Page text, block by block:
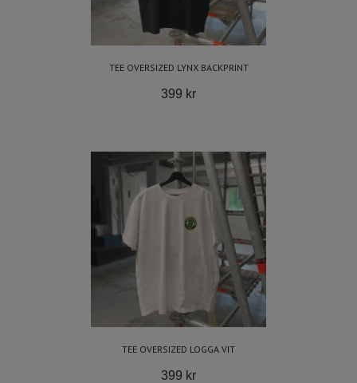
TEE OVERSIZED LYNX BACKPRINT
399 kr
TEE OVERSIZED LOGGA VIT
399 kr